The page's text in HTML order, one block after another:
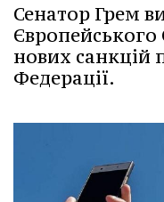
Сенатор Грем
нових санкцій
Федерації.